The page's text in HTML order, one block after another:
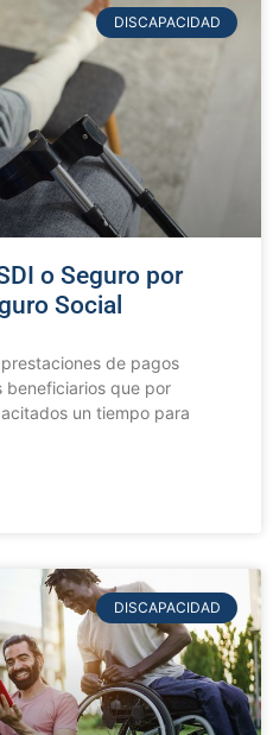
DISCAPACIDAD
o Seguro por
Social
de pagos
beneficiarios que por
un tiempo para
DISCAPACIDAD